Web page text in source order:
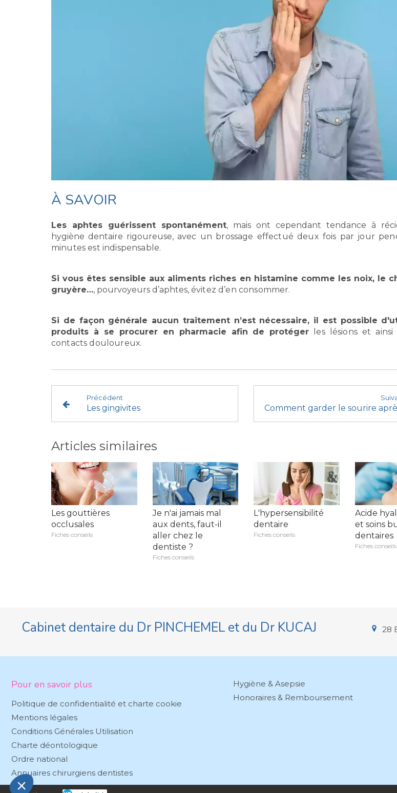
À SAVOIR
Les aphtes guérissent spontanément, mais ont cependant tendance à
hygiène dentaire rigoureuse, avec un brossage effectué deux fois par jour
minutes est indispensable.
Si vous êtes sensible aux aliments riches en histamine comme les noix, le
gruyère…, pourvoyeurs d’aphtes, évitez d’en consommer.
Si de façon générale aucun traitement n’est nécessaire, il est possible
produits à se procurer en pharmacie afin de protéger
les lésions et
contacts douloureux.
Précédent
Les gingivites
Articles similaires
Les gouttières
occlusales
Fiches conseils
Je n'ai jamais mal
aux dents, faut-il
aller chez le
dentiste ?
Fiches conseils
L'hypersensibilité
dentaire
Fiches conseils
Acide
et soins
dentaires
Fiches conseils
Cabinet dentaire du Dr PINCHEMEL et du Dr KUCAJ 28
Pour en savoir plus
Politique de confidentialité et charte cookie
Mentions légales
Conditions Générales Utilisation
Charte déontologique
Ordre national
Annuaires chirurgiens dentistes
Hygiène & Asepsie
Honoraires & Remboursement